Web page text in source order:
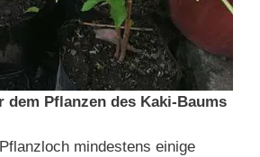
dem Pflanzen des Kaki-Baums
mindestens einige